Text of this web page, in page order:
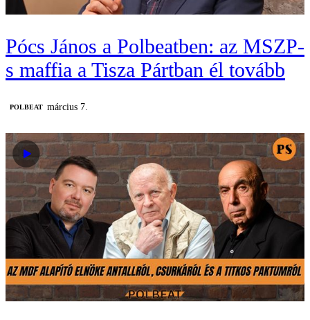
Pócs János a Polbeatben: az MSZP-
s maffia a Tisza Pártban él tovább
‎POLBEAT március 7.